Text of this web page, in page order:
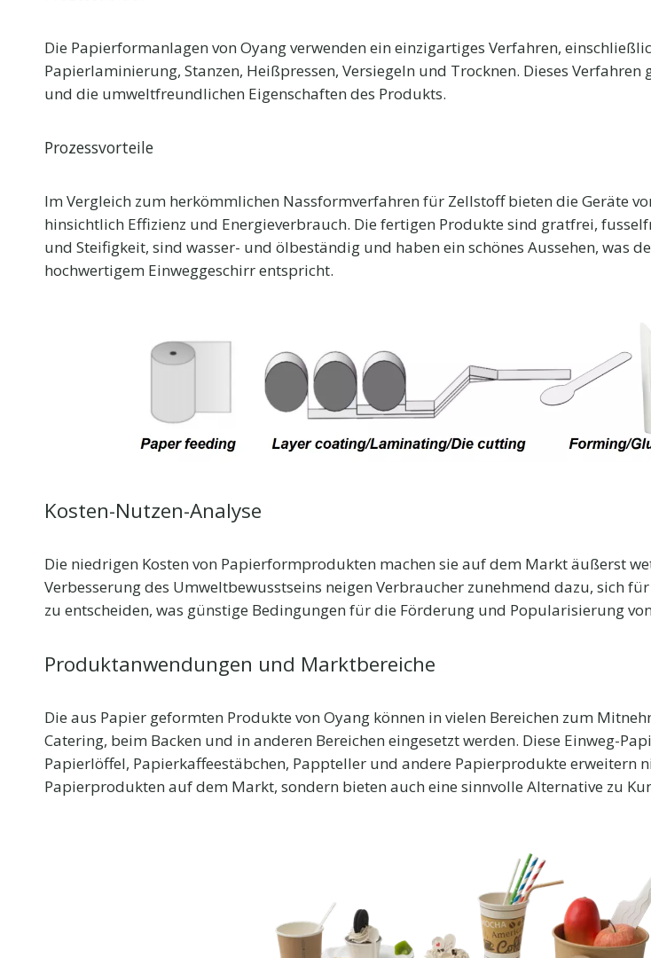
Die Papierformanlagen von Oyang verwenden ein einzigartiges Verfahren,
Papierlaminierung, Stanzen, Heißpressen, Versiegeln und Trocknen. Dieses
und die umweltfreundlichen Eigenschaften des Produkts.
Prozessvorteile
Im Vergleich zum herkömmlichen Nassformverfahren für Zellstoff bieten die Geräte
hinsichtlich Effizienz und Energieverbrauch. Die fertigen Produkte sind gratfrei,
und Steifigkeit, sind wasser- und ölbeständig und haben ein schönes Aussehen, was
hochwertigem Einweggeschirr entspricht.
Kosten-Nutzen-Analyse
Die niedrigen Kosten von Papierformprodukten machen sie auf dem Markt äußerst
Verbesserung des Umweltbewusstseins neigen Verbraucher zunehmend dazu, sich
zu entscheiden, was günstige Bedingungen für die Förderung und Popularisierung
Produktanwendungen und Marktbereiche
Die aus Papier geformten Produkte von Oyang können in vielen Bereichen zum
Catering, beim Backen und in anderen Bereichen eingesetzt werden. Diese Einweg-
Papierlöffel, Papierkaffeestäbchen, Pappteller und andere Papierprodukte erweitern
Papierprodukten auf dem Markt, sondern bieten auch eine sinnvolle Alternative zu